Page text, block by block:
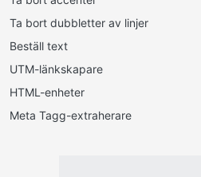
Ta bort dubbletter av linjer
Beställ text
UTM-länkskapare
HTML-enheter
Meta Tagg-extraherare